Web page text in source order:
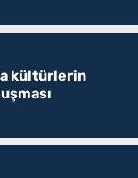
kültürlerin